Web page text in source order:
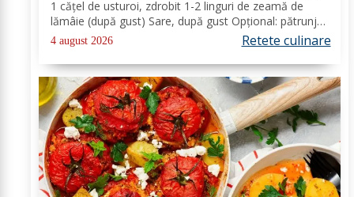
1 cățel de usturoi, zdrobit 1-2 linguri de zeamă de
lămâie (după gust) Sare, după gust Opțional: pătrunjel
proaspăt tocat pentru decor Mod de preparare: Coace
vinetele pe grătar sau în...
4 august 2026 Retete culinare